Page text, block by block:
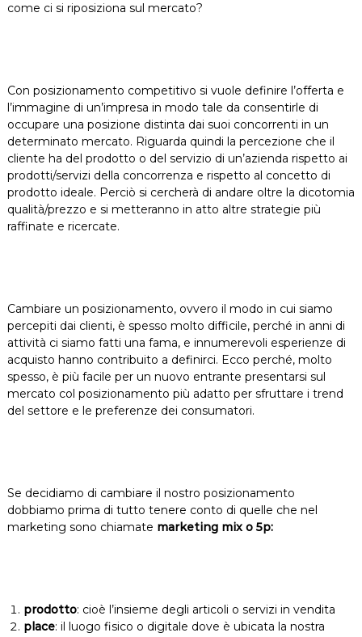
come ci si riposiziona sul mercato?
Con posizionamento competitivo si vuole definire l’offerta e
l’immagine di un’impresa in modo tale da consentirle di
occupare una posizione distinta dai suoi concorrenti in un
determinato mercato. Riguarda quindi la percezione che il
cliente ha del prodotto o del servizio di un’azienda rispetto ai
prodotti/servizi della concorrenza e rispetto al concetto di
prodotto ideale. Perciò si cercherà di andare oltre la dicotomia
qualità/prezzo e si metteranno in atto altre strategie più
raffinate e ricercate.
Cambiare un posizionamento, ovvero il modo in cui siamo
percepiti dai clienti, è spesso molto difficile, perché in anni di
attività ci siamo fatti una fama, e innumerevoli esperienze di
acquisto hanno contribuito a definirci. Ecco perché, molto
spesso, è più facile per un nuovo entrante presentarsi sul
mercato col posizionamento più adatto per sfruttare i trend
del settore e le preferenze dei consumatori.
Se decidiamo di cambiare il nostro posizionamento
dobbiamo prima di tutto tenere conto di quelle che nel
marketing sono chiamate marketing mix o 5p:
prodotto: cioè l’insieme degli articoli o servizi in vendita
place: il luogo fisico o digitale dove è ubicata la nostra